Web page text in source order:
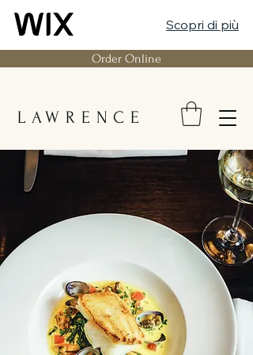
Scopri di più